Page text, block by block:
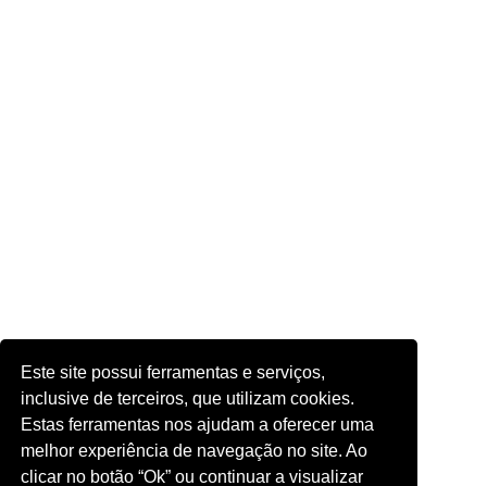
Este site possui ferramentas e serviços,
inclusive de terceiros, que utilizam cookies.
Estas ferramentas nos ajudam a oferecer uma
melhor experiência de navegação no site. Ao
clicar no botão “Ok” ou continuar a visualizar